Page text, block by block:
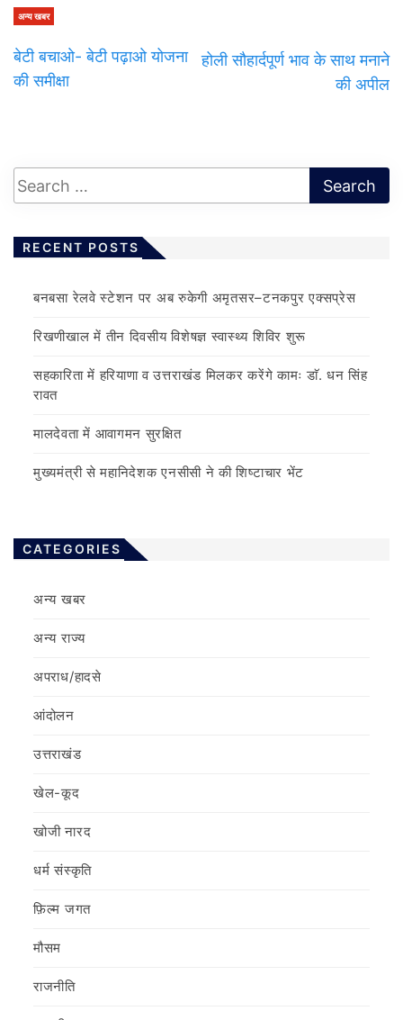
अन्य खबर
बेटी बचाओ- बेटी पढ़ाओ योजना
की समीक्षा
होली सौहार्दपूर्ण भाव के साथ मनाने
की अपील
RECENT POSTS
बनबसा रेलवे स्टेशन पर अब रुकेगी अमृतसर–टनकपुर एक्सप्रेस
रिखणीखाल में तीन दिवसीय विशेषज्ञ स्वास्थ्य शिविर शुरू
सहकारिता में हरियाणा व उत्तराखंड मिलकर करेंगे कामः डाॅ. धन सिंह
रावत
मालदेवता में आवागमन सुरक्षित
मुख्यमंत्री से महानिदेशक एनसीसी ने की शिष्टाचार भेंट
CATEGORIES
अन्य खबर
अन्य राज्य
अपराध/हादसे
आंदोलन
उत्तराखंड
खेल-कूद
खोजी नारद
धर्म संस्कृति
फ़िल्‍म जगत
मौसम
राजनीति